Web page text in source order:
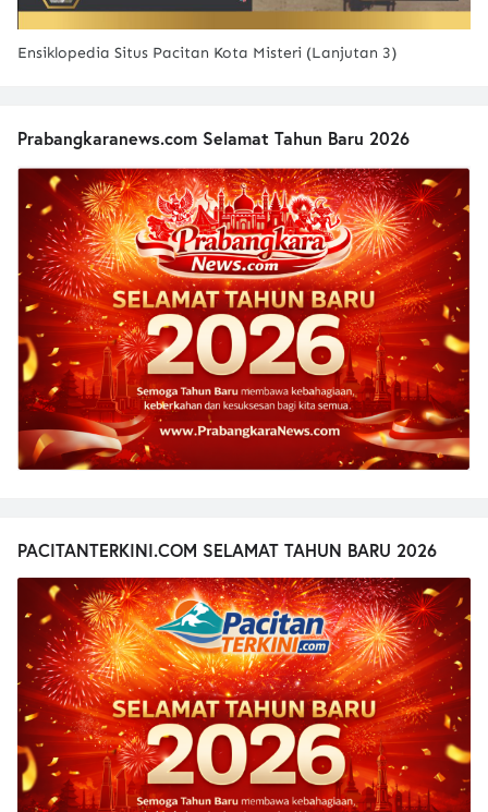
Ensiklopedia Situs Pacitan Kota Misteri (Lanjutan 3)
Prabangkaranews.com Selamat Tahun Baru 2026
PACITANTERKINI.COM SELAMAT TAHUN BARU 2026